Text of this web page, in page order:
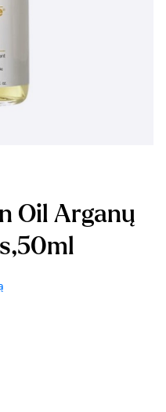
Oil Arganų